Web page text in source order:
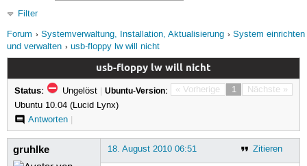
Filter
Forum
Systemverwaltung, Installation, Aktualisierung
System einrichten
und verwalten
usb-floppy lw will nicht
usb-floppy lw will nicht
« Vorherige 1 Nächste »
Status: Ungelöst | Ubuntu-Version:
Ubuntu 10.04 (Lucid Lynx)
Antworten|
gruhlke Zitieren
18. August 2010 06:51